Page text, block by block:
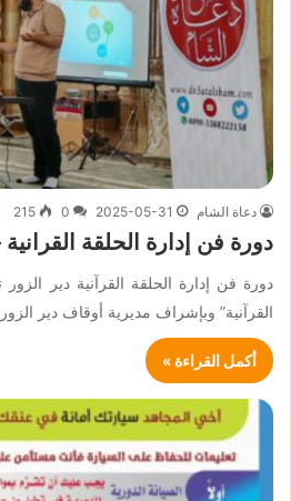
دعاة الشام 2025-05-31
0
215
دورة فن إدارة الحلقة القرانية
دورة فن إدارة الحلقة القرآنية دير
القرآنية” وبإشراف مديرية أوقاف دير
أكمل القراءة »